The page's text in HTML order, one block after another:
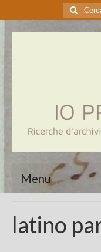
Cerca:
Menu
Genealogia
latino